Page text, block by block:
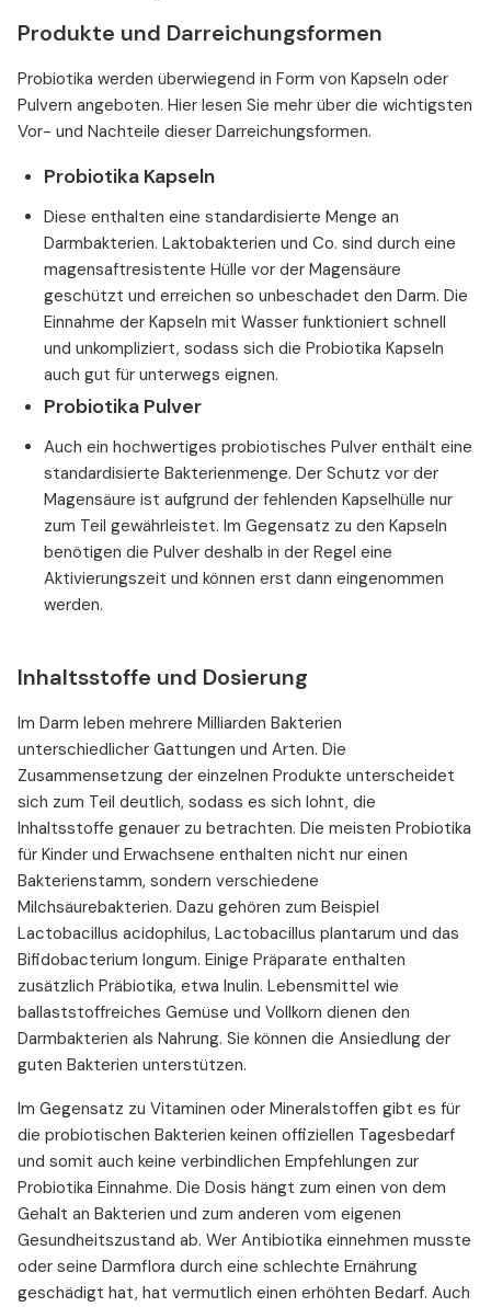
Produkte und Darreichungsformen
Probiotika werden überwiegend in Form von Kapseln oder
Pulvern angeboten. Hier lesen Sie mehr über die wichtigsten
Vor- und Nachteile dieser Darreichungsformen.
Probiotika Kapseln
Diese enthalten eine standardisierte Menge an
Darmbakterien. Laktobakterien und Co. sind durch eine
magensaftresistente Hülle vor der Magensäure
geschützt und erreichen so unbeschadet den Darm. Die
Einnahme der Kapseln mit Wasser funktioniert schnell
und unkompliziert, sodass sich die Probiotika Kapseln
auch gut für unterwegs eignen.
Probiotika Pulver
Auch ein hochwertiges probiotisches Pulver enthält eine
standardisierte Bakterienmenge. Der Schutz vor der
Magensäure ist aufgrund der fehlenden Kapselhülle nur
zum Teil gewährleistet. Im Gegensatz zu den Kapseln
benötigen die Pulver deshalb in der Regel eine
Aktivierungszeit und können erst dann eingenommen
werden.
Inhaltsstoffe und Dosierung
Im Darm leben mehrere Milliarden Bakterien
unterschiedlicher Gattungen und Arten. Die
Zusammensetzung der einzelnen Produkte unterscheidet
sich zum Teil deutlich, sodass es sich lohnt, die
Inhaltsstoffe genauer zu betrachten. Die meisten Probiotika
für Kinder und Erwachsene enthalten nicht nur einen
Bakterienstamm, sondern verschiedene
Milchsäurebakterien. Dazu gehören zum Beispiel
Lactobacillus acidophilus, Lactobacillus plantarum und das
Bifidobacterium longum. Einige Präparate enthalten
zusätzlich Präbiotika, etwa Inulin. Lebensmittel wie
ballaststoffreiches Gemüse und Vollkorn dienen den
Darmbakterien als Nahrung. Sie können die Ansiedlung der
guten Bakterien unterstützen.
Im Gegensatz zu Vitaminen oder Mineralstoffen gibt es für
die probiotischen Bakterien keinen offiziellen Tagesbedarf
und somit auch keine verbindlichen Empfehlungen zur
Probiotika Einnahme. Die Dosis hängt zum einen von dem
Gehalt an Bakterien und zum anderen vom eigenen
Gesundheitszustand ab. Wer Antibiotika einnehmen musste
oder seine Darmflora durch eine schlechte Ernährung
geschädigt hat, hat vermutlich einen erhöhten Bedarf. Auch